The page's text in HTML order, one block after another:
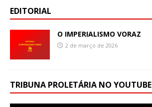
EDITORIAL
O IMPERIALISMO VORAZ
2 de março de 2026
TRIBUNA PROLETÁRIA NO YOUTUBE